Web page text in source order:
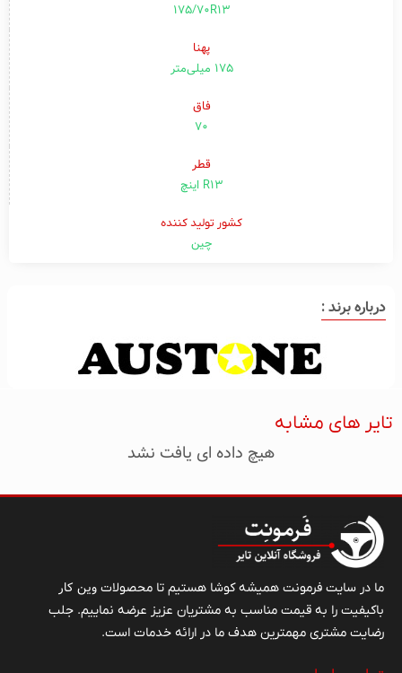
175/70R13
پهنا
۱۷۵ میلی‌متر
فاق
۷۰
قطر
R13 اینچ
کشور تولید کننده
چین
درباره برند :
تایر های مشابه
هیچ داده ای یافت نشد
ما در سایت فرمونت همیشه کوشا هستیم تا محصولات وین کار
باکیفیت را به قیمت مناسب به مشتریان عزیز عرضه نماییم. جلب
رضایت مشتری مهمترین هدف ما در ارائه خدمات است.